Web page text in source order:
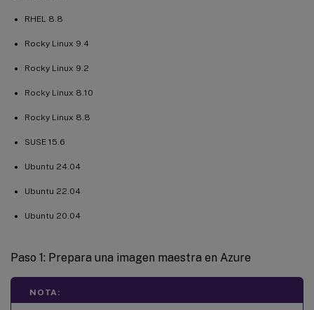
RHEL 8.8
Rocky Linux 9.4
Rocky Linux 9.2
Rocky Linux 8.10
Rocky Linux 8.8
SUSE 15.6
Ubuntu 24.04
Ubuntu 22.04
Ubuntu 20.04
Paso 1: Prepara una imagen maestra en Azure
NOTA: